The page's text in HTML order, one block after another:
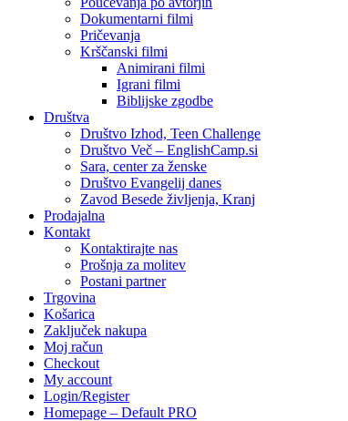
Dokumentarni filmi
Pričevanja
Krščanski filmi
Animirani filmi
Igrani filmi
Biblijske zgodbe
Društva
Društvo Izhod, Teen Challenge
Društvo Več – EnglishCamp.si
Sara, center za ženske
Društvo Evangelij danes
Zavod Besede življenja, Kranj
Prodajalna
Kontakt
Kontaktirajte nas
Prošnja za molitev
Postani partner
Trgovina
Košarica
Zaključek nakupa
Moj račun
Checkout
My account
Login/Register
Homepage – Default PRO